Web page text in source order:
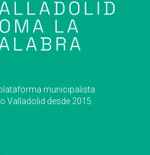
municipalista.
Valladolid desde 2015.